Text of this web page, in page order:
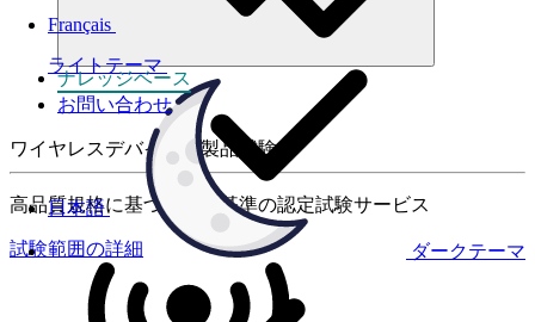
ライトテーマ
ダークテーマ
Français
日本語
ナレッジベース
お問い合わせ
ワイヤレスデバイスの製品試験
高品質規格に基づく国際基準の認定試験サービス
試験範囲の詳細